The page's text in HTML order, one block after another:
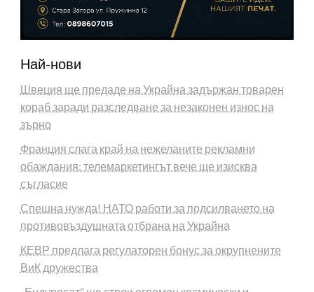
Най-нови
Швеция ще предаде на Украйна задържан товарен
кораб заради разследване за незаконен износ на
зърно
Франция слага край на нежеланите рекламни
обаждания: телемаркетингът вече ще изисква
съгласие
Спешна нужда! НАТО работи за подсилването на
противовъздушната отбрана на Украйна
КЕВР предлага регулаторен бонус за окрупнените
ВиК дружества